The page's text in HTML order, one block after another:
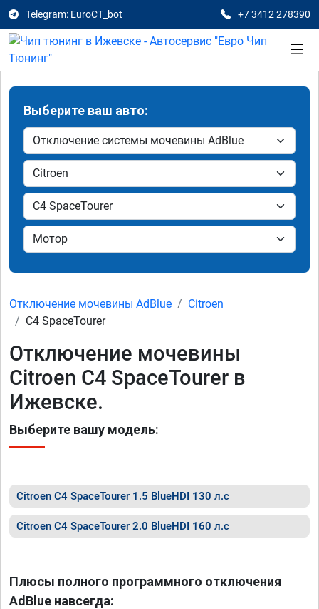
Telegram: EuroCT_bot +7 3412 278390
Выберите ваш авто:
Отключение мочевины AdBlue
Citroen
C4 SpaceTourer
Отключение мочевины
Citroen C4 SpaceTourer в
Ижевске.
Выберите вашу модель:
Citroen C4 SpaceTourer 1.5 BlueHDI 130 л.с
Citroen C4 SpaceTourer 2.0 BlueHDI 160 л.с
Плюсы полного программного отключения
AdBlue навсегда: